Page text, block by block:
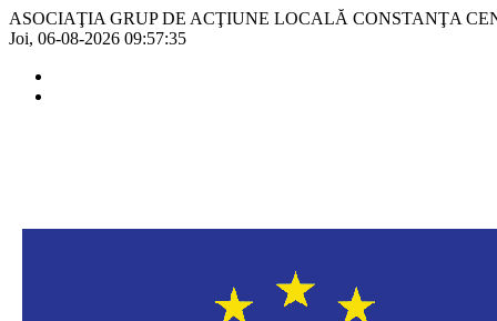
ASOCIAŢIA GRUP DE ACŢIUNE LOCALĂ CONSTANŢA
Joi, 06-08-2026 09:57:35